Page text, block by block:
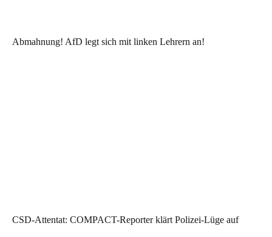
Abmahnung! AfD legt sich mit linken Lehrern an!
CSD-Attentat: COMPACT-Reporter klärt Polizei-Lüge auf